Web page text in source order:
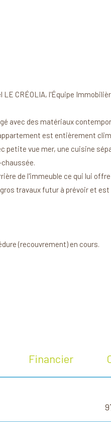
CRÉOLIA, l'Équipe
avec des matériaux
est entièrement
petite vue mer, une cuisine
de l'immeuble ce qui lui
travaux futur à prévoir et
(recouvrement) en cours.
Financier